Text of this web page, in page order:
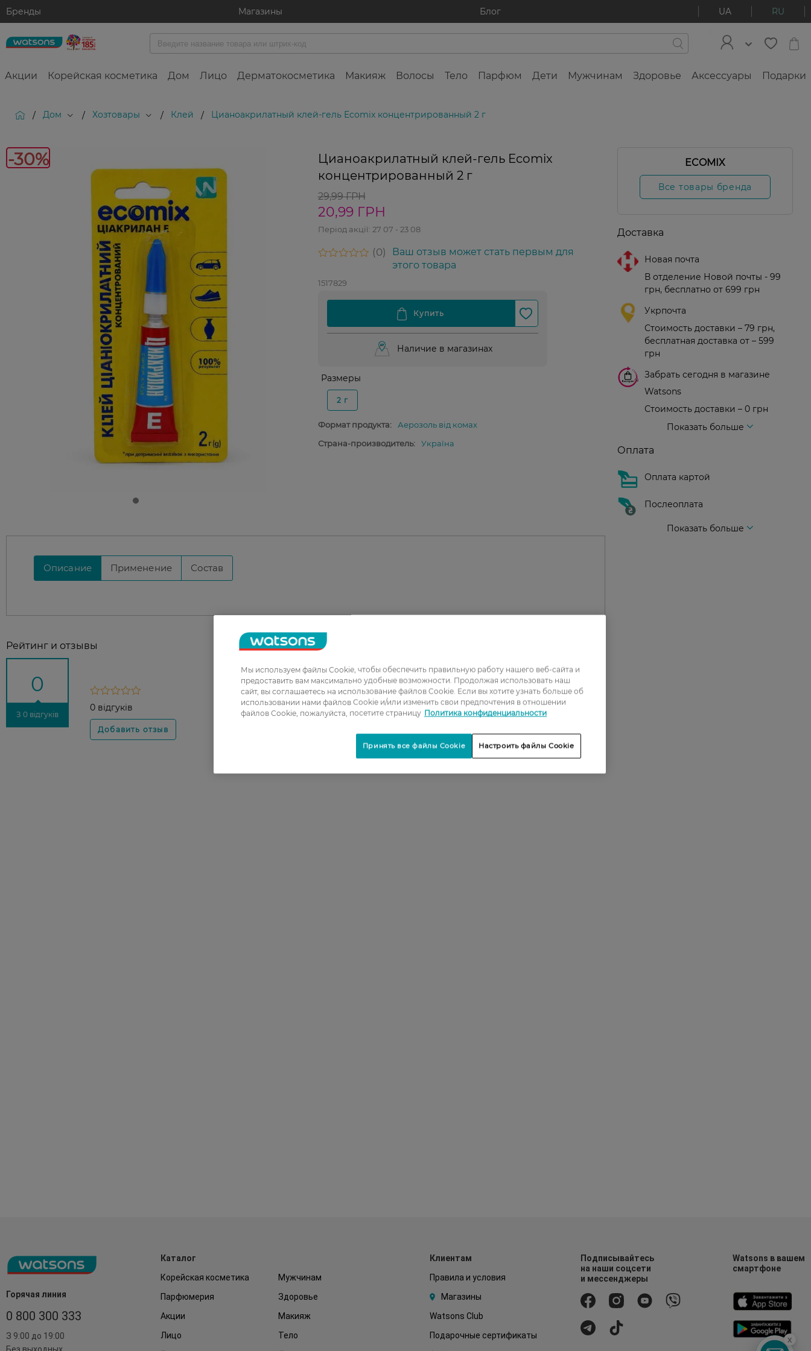
Бренды Магазины Блог UA RU
Акции Корейская косметика Дом Лицо Дерматокосметика Макияж Волосы Тело Парфюм Дети Мужчинам Здоровье Аксессуары Подарки
/ Дом / Хозтовары / Клей / Цианоакрилатный клей-гель Ecomix концентрированный 2 г
-30%
Цианоакрилатный клей-гель Ecomix
концентрированный 2 г
29,99 ГРН
20,99 ГРН
Період акції: 27 07 - 23 08
0
Ваш отзыв может стать первым для
этого товара
1517829
Наличие в магазинах
Размеры
2 г
Формат продукта:
Аерозоль від комах
Страна-производитель:
Україна
Описание Применение Состав
Рейтинг и отзывы
0
З 0 відгуків
0 відгуків
1
2
3
4
ECOMIX
Все товары бренда
Доставка
Новая почта
В отделение Новой почты - 99
грн, бесплатно от 699 грн
Укрпочта
Стоимость доставки – 79 грн,
бесплатная доставка от – 599
грн
Забрать сегодня в магазине
Watsons
Стоимость доставки – 0 грн
Показать больше
Оплата
Оплата картой
Послеоплата
Показать больше
Горячая линия
0 800 300 333
З 9:00 до 19:00
Каталог
Корейская косметика
Мужчинам
Парфюмерия
Здоровье
Акции
Макияж
Лицо
Тело
Клиентам
Правила и условия
Магазины
Watsons Club
Подарочные сертификаты
Подписывайтесь
на наши соцсети
и мессенджеры
Watsons в вашем
смартфоне
x
Мы используем файлы Cookie, чтобы обеспечить правильную работу нашего веб-сайта и
предоставить вам максимально удобные возможности. Продолжая использовать наш
сайт, вы соглашаетесь на использование файлов Cookie. Если вы хотите узнать больше об
использовании нами файлов Cookie и/или изменить свои предпочтения в отношении
файлов Cookie, пожалуйста, посетите страницу Политика конфиденциальности
Настроить файлы Cookie
Принять все файлы Cookie